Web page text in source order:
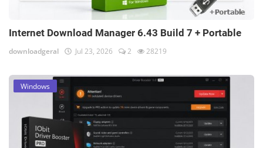
Internet Download Manager 6.43 Build 7 + Portable
downloadgeral Jul 23, 2026 2 28219
Windows